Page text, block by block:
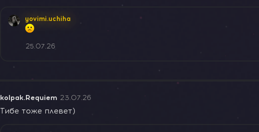
yovimi.uchiha
25.07.26
kolpak.Requiem 23.07.26
Тибе тоже плевет)